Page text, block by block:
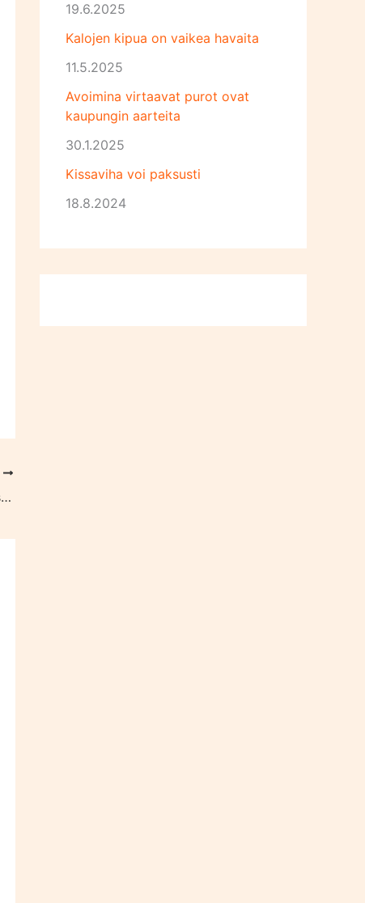
Kuhan liikakalastus sallitaan lyhytnäköisin perustein
19.6.2025
Kalojen kipua on vaikea havaita
11.5.2025
Avoimina virtaavat purot ovat
kaupungin aarteita
30.1.2025
Kissaviha voi paksusti
18.8.2024